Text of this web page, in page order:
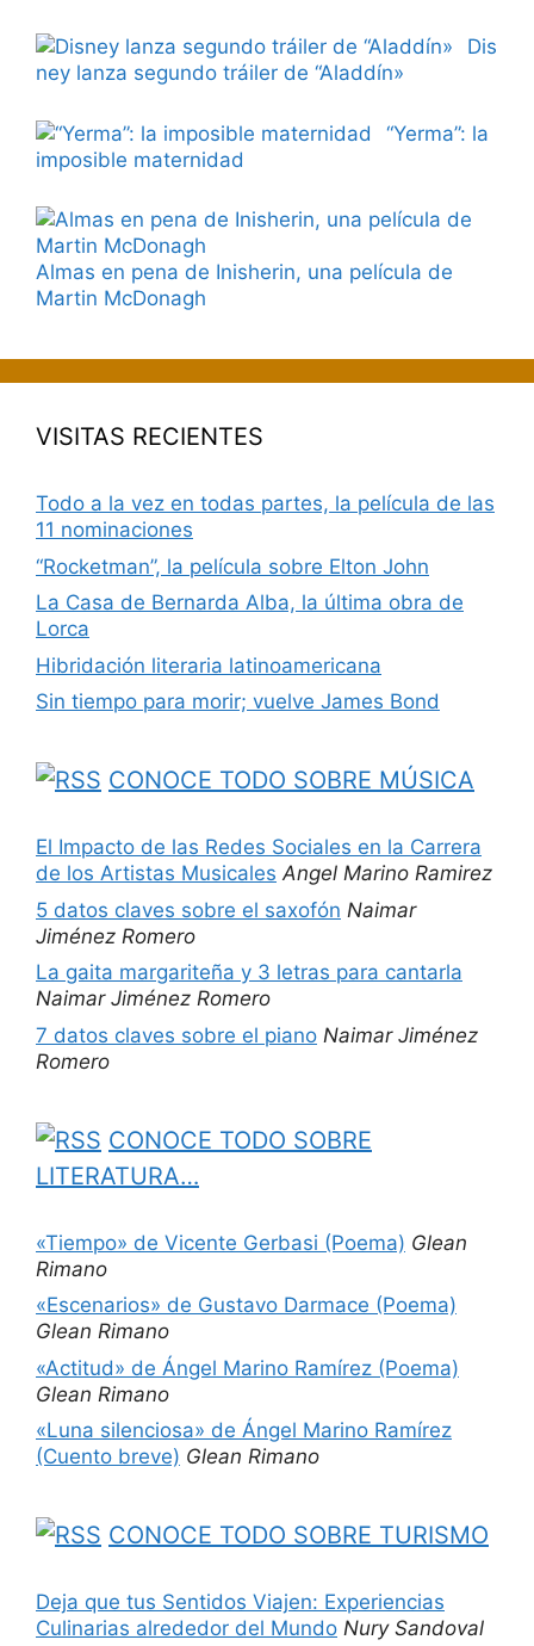
Dis
ney lanza segundo tráiler de “Aladdín»
“Yerma”: la
imposible maternidad
Almas en pena de Inisherin, una película de
Martin McDonagh
VISITAS RECIENTES
Todo a la vez en todas partes, la película de las
11 nominaciones
“Rocketman”, la película sobre Elton John
La Casa de Bernarda Alba, la última obra de
Lorca
Hibridación literaria latinoamericana
Sin tiempo para morir; vuelve James Bond
CONOCE TODO SOBRE MÚSICA
El Impacto de las Redes Sociales en la Carrera
de los Artistas Musicales Angel Marino Ramirez
5 datos claves sobre el saxofón Naimar
Jiménez Romero
La gaita margariteña y 3 letras para cantarla
Naimar Jiménez Romero
7 datos claves sobre el piano Naimar Jiménez
Romero
CONOCE TODO SOBRE
LITERATURA…
«Tiempo» de Vicente Gerbasi (Poema) Glean
Rimano
«Escenarios» de Gustavo Darmace (Poema)
Glean Rimano
«Actitud» de Ángel Marino Ramírez (Poema)
Glean Rimano
«Luna silenciosa» de Ángel Marino Ramírez
(Cuento breve) Glean Rimano
CONOCE TODO SOBRE TURISMO
Deja que tus Sentidos Viajen: Experiencias
Culinarias alrededor del Mundo Nury Sandoval